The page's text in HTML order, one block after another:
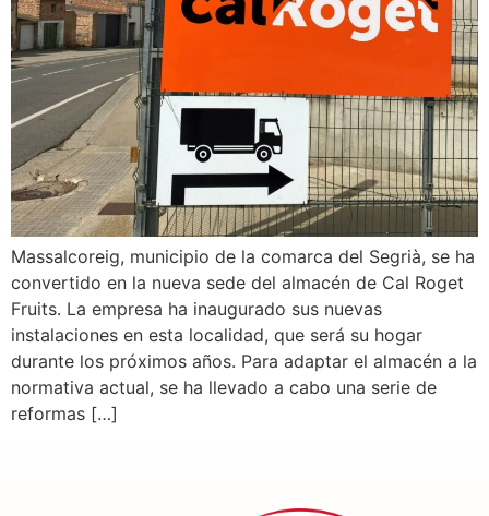
Massalcoreig, municipio de la comarca del Segrià, se ha
convertido en la nueva sede del almacén de Cal Roget
Fruits. La empresa ha inaugurado sus nuevas
instalaciones en esta localidad, que será su hogar
durante los próximos años. Para adaptar el almacén a la
normativa actual, se ha llevado a cabo una serie de
reformas […]